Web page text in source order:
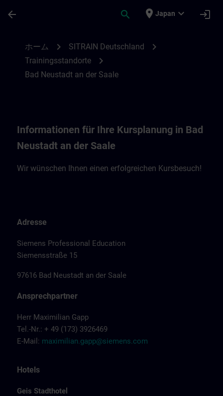
arrow_back search place Japan expand_more login
ホーム chevron_right SITRAIN Deutschland chevron_right
Trainingsstandorte chevron_right
Bad Neustadt an der Saale
Informationen für Ihre Kursplanung in Bad
Neustadt an der Saale
Wir wünschen Ihnen einen erfolgreichen Kursbesuch!
Adresse
Siemens Professional Education
Siemensstraße 15
97616 Bad Neustadt an der Saale
Ansprechpartner
Herr Maximilian Gapp
Tel.-Nr.: + 49 (173) 3926469
E-Mail: maximilian.gapp@siemens.com
Hotels
Geis Stadthotel